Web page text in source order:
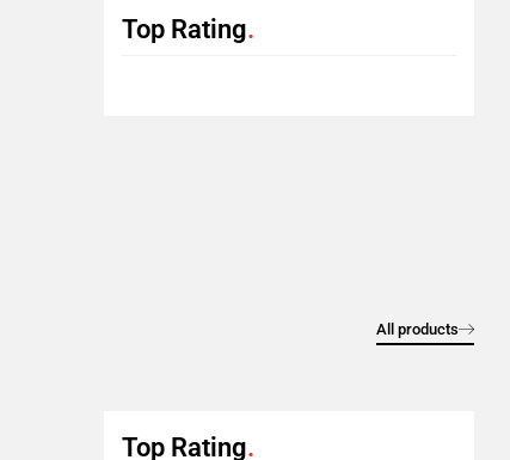
Top Rating
All products
Top Rating